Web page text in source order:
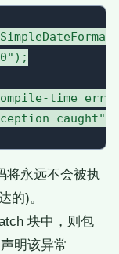
time error
caught");
将永远不会被执
的)。
块中，则包
明该异常